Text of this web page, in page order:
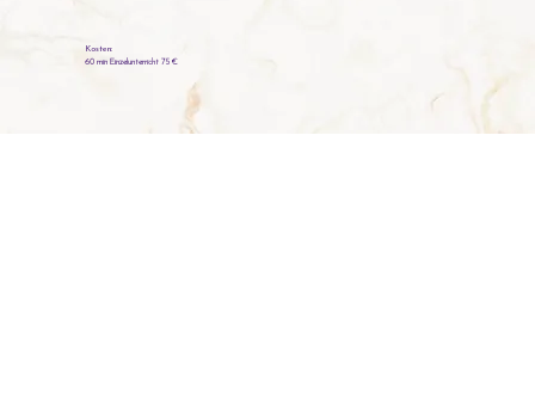
Kosten:
60 min Einzelunterricht 75 €